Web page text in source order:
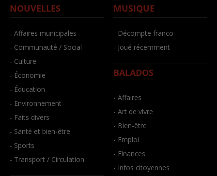
NOUVELLES
- Affaires municipales
- Communauté / Social
- Culture
- Économie
- Éducation
- Environnement
- Faits divers
- Santé et bien-être
- Sports
- Transport / Circulation
MUSIQUE
- Décompte franco
- Joué récemment
BALADOS
- Affaires
- Art de vivre
- Bien-être
- Emploi
- Finances
- Infos citoyennes